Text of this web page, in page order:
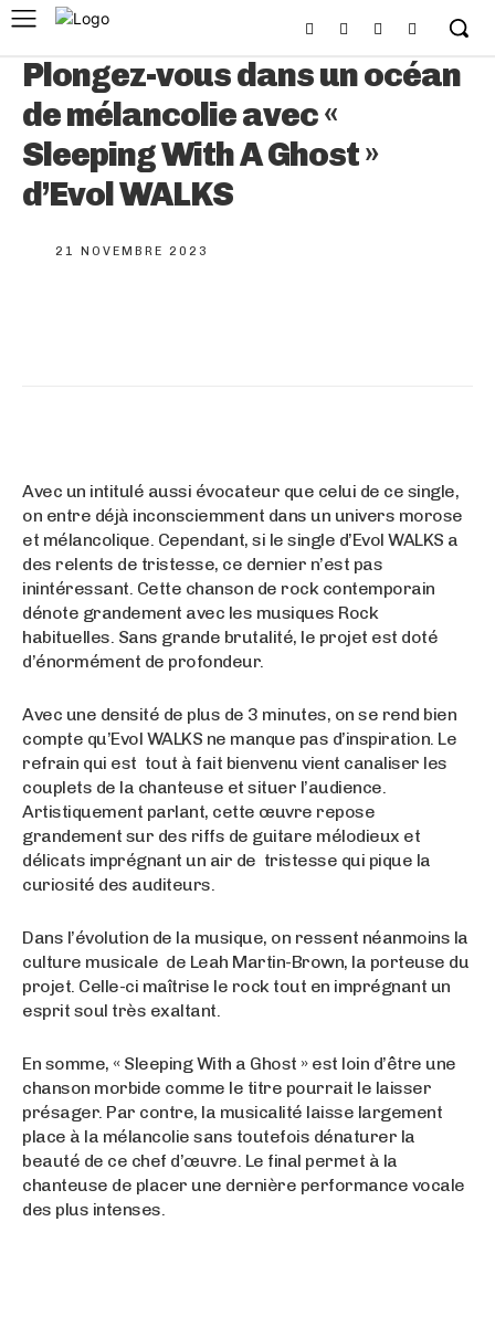
Plongez-vous dans un océan
de mélancolie avec «
Sleeping With A Ghost »
d’Evol WALKS
21 NOVEMBRE 2023
Avec un intitulé aussi évocateur que celui de ce single,
on entre déjà inconsciemment dans un univers morose
et mélancolique. Cependant, si le single d’Evol WALKS a
des relents de tristesse, ce dernier n’est pas
inintéressant. Cette chanson de rock contemporain
dénote grandement avec les musiques Rock
habituelles. Sans grande brutalité, le projet est doté
d’énormément de profondeur.
Avec une densité de plus de 3 minutes, on se rend bien
compte qu’Evol WALKS ne manque pas d’inspiration. Le
refrain qui est tout à fait bienvenu vient canaliser les
couplets de la chanteuse et situer l’audience.
Artistiquement parlant, cette œuvre repose
grandement sur des riffs de guitare mélodieux et
délicats imprégnant un air de tristesse qui pique la
curiosité des auditeurs.
Dans l’évolution de la musique, on ressent néanmoins la
culture musicale de Leah Martin-Brown, la porteuse du
projet. Celle-ci maîtrise le rock tout en imprégnant un
esprit soul très exaltant.
En somme, « Sleeping With a Ghost » est loin d’être une
chanson morbide comme le titre pourrait le laisser
présager. Par contre, la musicalité laisse largement
place à la mélancolie sans toutefois dénaturer la
beauté de ce chef d’œuvre. Le final permet à la
chanteuse de placer une dernière performance vocale
des plus intenses.